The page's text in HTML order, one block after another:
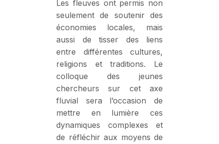
Les fleuves ont permis non
seulement de soutenir des
économies locales, mais
aussi de tisser des liens
entre différentes cultures,
religions et traditions. Le
colloque des jeunes
chercheurs sur cet axe
fluvial sera l’occasion de
mettre en lumière ces
dynamiques complexes et
de réfléchir aux moyens de